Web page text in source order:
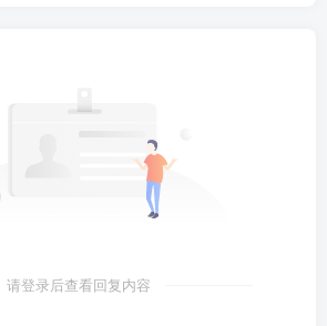
事实（6.6%）等。
日，一名美国公民从韩国边境板门店
拘留，美官员证实其身份为美军士
及首都一居民楼倒塌，已致13死5
请登录后查看回复内容